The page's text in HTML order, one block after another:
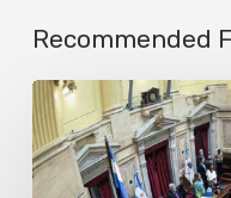
Recommended
Más
de
cien